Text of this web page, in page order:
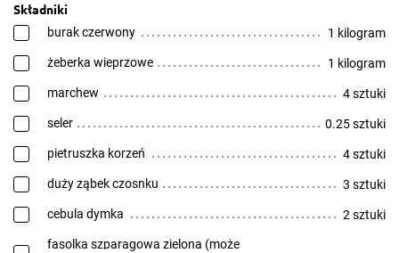
Składniki
burak czerwony 1 kilogram
żeberka wieprzowe 1 kilogram
marchew 4 sztuki
seler 0.25 sztuki
pietruszka korzeń 4 sztuki
duży ząbek czosnku 3 sztuki
cebula dymka 2 sztuki
fasolka szparagowa zielona (może